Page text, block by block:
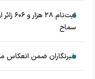
سماح
خبرنگاران ضمن انعکاس